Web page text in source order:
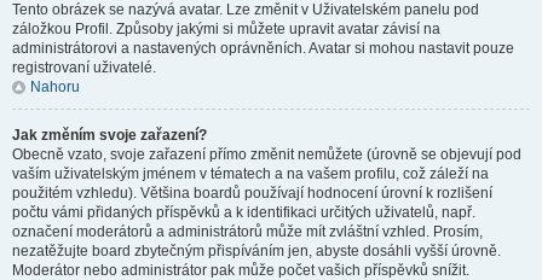
Tento obrázek se nazývá avatar. Lze změnit v Uživatelském panelu pod
záložkou Profil. Způsoby jakými si můžete upravit avatar závisí na
administrátorovi a nastavených oprávněních. Avatar si mohou nastavit pouze
registrovaní uživatelé.
Nahoru
Jak změním svoje zařazení?
Obecně vzato, svoje zařazení přímo změnit nemůžete (úrovně se objevují pod
vaším uživatelským jménem v tématech a na vašem profilu, což záleží na
použitém vzhledu). Většina boardů používají hodnocení úrovní k rozlišení
počtu vámi přidaných příspěvků a k identifikaci určitých uživatelů, např.
označení moderátorů a administrátorů může mít zvláštní vzhled. Prosím,
nezatěžujte board zbytečným přispíváním jen, abyste dosáhli vyšší úrovně.
Moderátor nebo administrátor pak může počet vašich příspěvků snížit.